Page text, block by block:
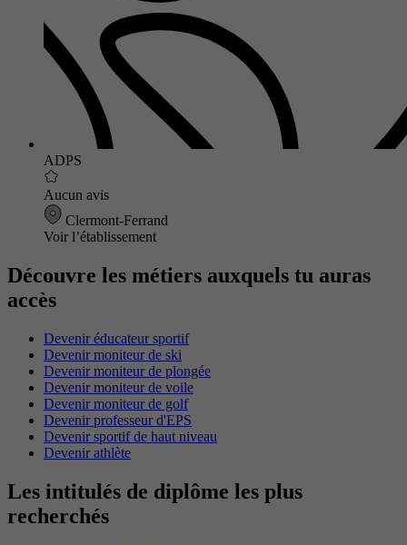
ADPS
Aucun avis
Clermont-Ferrand
Voir l’établissement
Découvre les métiers auxquels tu auras
accès
Devenir éducateur sportif
Devenir moniteur de ski
Devenir moniteur de plongée
Devenir moniteur de voile
Devenir moniteur de golf
Devenir professeur d'EPS
Devenir sportif de haut niveau
Devenir athlète
Les intitulés de diplôme les plus
recherchés